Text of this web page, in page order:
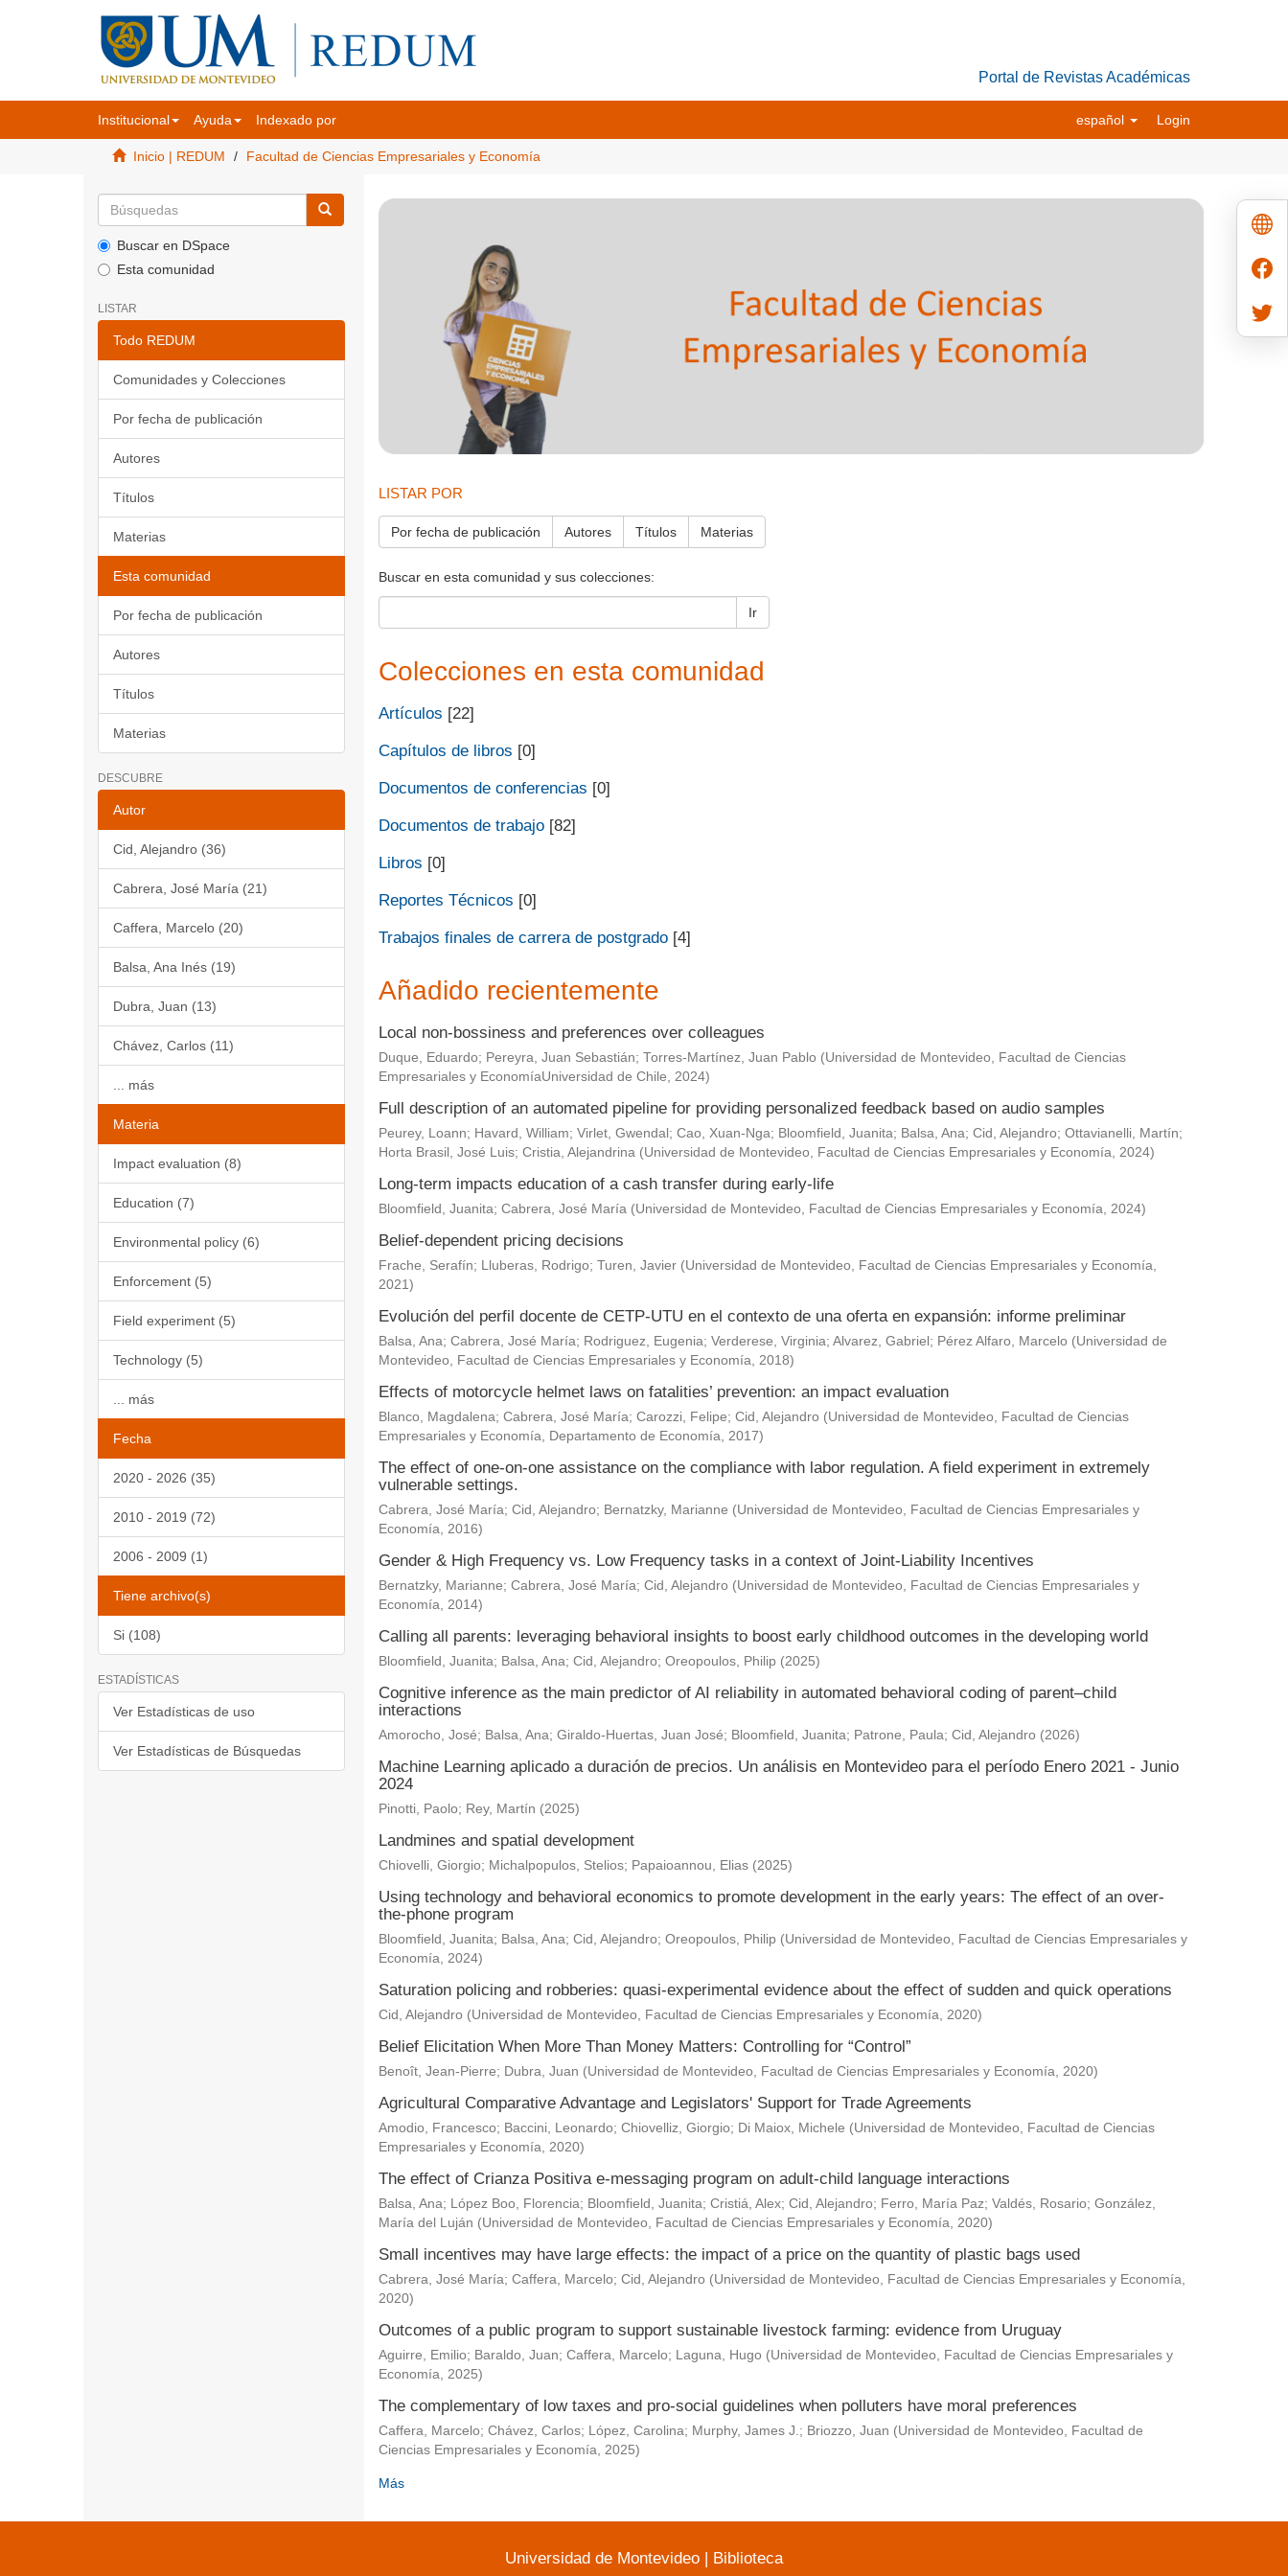
Portal de Revistas Académicas
Institucional Ayuda Indexado por español Login
Inicio | REDUM Facultad de Ciencias Empresariales y Economía
Buscar en DSpace
Esta comunidad
LISTAR
Todo REDUM
Comunidades y Colecciones
Por fecha de publicación
Autores
Títulos
Materias
Esta comunidad
Por fecha de publicación
Autores
Títulos
Materias
DESCUBRE
Autor
Cid, Alejandro (36)
Cabrera, José María (21)
Caffera, Marcelo (20)
Balsa, Ana Inés (19)
Dubra, Juan (13)
Chávez, Carlos (11)
... más
Materia
Impact evaluation (8)
Education (7)
Environmental policy (6)
Enforcement (5)
Field experiment (5)
Technology (5)
... más
Fecha
2020 - 2026 (35)
2010 - 2019 (72)
2006 - 2009 (1)
Tiene archivo(s)
Si (108)
ESTADÍSTICAS
Ver Estadísticas de uso
Ver Estadísticas de Búsquedas
LISTAR POR
Por fecha de publicación Autores Títulos Materias
Buscar en esta comunidad y sus colecciones:
Ir
Colecciones en esta comunidad
Artículos [22]
Capítulos de libros [0]
Documentos de conferencias [0]
Documentos de trabajo[82]
Libros [0]
Reportes Técnicos [0]
Trabajos finales de carrera de postgrado[4]
Añadido recientemente
Local non-bossiness and preferences over colleagues
Duque, Eduardo; Pereyra, Juan Sebastián; Torres-Martínez, Juan Pablo (Universidad de Montevideo, Facultad de Ciencias
Empresariales y EconomíaUniversidad de Chile, 2024)
Full description of an automated pipeline for providing personalized feedback based on audio samples
Peurey, Loann; Havard, William; Virlet, Gwendal ; Cao, Xuan-Nga; Bloomfield, Juanita; Balsa, Ana; Cid, Alejandro; Ottavianelli, Martín;
Horta Brasil, José Luis; Cristia, Alejandrina (Universidad de Montevideo, Facultad de Ciencias Empresariales y Economía, 2024)
Long-term impacts education of a cash transfer during early-life
Bloomfield, Juanita; Cabrera, José María (Universidad de Montevideo, Facultad de Ciencias Empresariales y Economía, 2024)
Belief-dependent pricing decisions
Frache, Serafín; Lluberas, Rodrigo; Turen, Javier (Universidad de Montevideo, Facultad de Ciencias Empresariales y Economía,
2021)
Evolución del perfil docente de CETP-UTU en el contexto de una oferta en expansión: informe preliminar
Balsa, Ana; Cabrera, José María; Rodriguez, Eugenia; Verderese, Virginia; Alvarez, Gabriel ; Pérez Alfaro, Marcelo (Universidad de
Montevideo, Facultad de Ciencias Empresariales y Economía, 2018)
Effects of motorcycle helmet laws on fatalities’ prevention: an impact evaluation
Blanco, Magdalena; Cabrera, José María; Carozzi, Felipe; Cid, Alejandro (Universidad de Montevideo, Facultad de Ciencias
Empresariales y Economía, Departamento de Economía, 2017)
The effect of one-on-one assistance on the compliance with labor regulation. A field experiment in extremely
vulnerable settings.
Cabrera, José María; Cid, Alejandro; Bernatzky, Marianne (Universidad de Montevideo, Facultad de Ciencias Empresariales y
Economía, 2016)
Gender & High Frequency vs. Low Frequency tasks in a context of Joint-Liability Incentives
Bernatzky, Marianne; Cabrera, José María; Cid, Alejandro (Universidad de Montevideo, Facultad de Ciencias Empresariales y
Economía, 2014)
Calling all parents: leveraging behavioral insights to boost early childhood outcomes in the developing world
Bloomfield, Juanita; Balsa, Ana; Cid, Alejandro; Oreopoulos, Philip (2025)
Cognitive inference as the main predictor of AI reliability in automated behavioral coding of parent–child
interactions
Amorocho, José; Balsa, Ana; Giraldo-Huertas, Juan José; Bloomfield, Juanita; Patrone, Paula; Cid, Alejandro (2026)
Machine Learning aplicado a duración de precios. Un análisis en Montevideo para el período Enero 2021 - Junio
2024
Pinotti, Paolo; Rey, Martín (2025)
Landmines and spatial development
Chiovelli, Giorgio; Michalpopulos, Stelios; Papaioannou, Elias (2025)
Using technology and behavioral economics to promote development in the early years: The effect of an over-
the-phone program
Bloomfield, Juanita; Balsa, Ana; Cid, Alejandro; Oreopoulos, Philip (Universidad de Montevideo, Facultad de Ciencias Empresariales y
Economía, 2024)
Saturation policing and robberies: quasi-experimental evidence about the effect of sudden and quick operations
Cid, Alejandro (Universidad de Montevideo, Facultad de Ciencias Empresariales y Economía, 2020)
Belief Elicitation When More Than Money Matters: Controlling for “Control”
Benoît, Jean-Pierre; Dubra, Juan (Universidad de Montevideo, Facultad de Ciencias Empresariales y Economía, 2020)
Agricultural Comparative Advantage and Legislators' Support for Trade Agreements
Amodio, Francesco; Baccini, Leonardo; Chiovelliz, Giorgio; Di Maiox, Michele (Universidad de Montevideo, Facultad de Ciencias
Empresariales y Economía, 2020)
The effect of Crianza Positiva e-messaging program on adult-child language interactions
Balsa, Ana; López Boo, Florencia; Bloomfield, Juanita; Cristiá, Alex; Cid, Alejandro; Ferro, María Paz; Valdés, Rosario; González,
María del Luján (Universidad de Montevideo, Facultad de Ciencias Empresariales y Economía, 2020)
Small incentives may have large effects: the impact of a price on the quantity of plastic bags used
Cabrera, José María; Caffera, Marcelo; Cid, Alejandro (Universidad de Montevideo, Facultad de Ciencias Empresariales y Economía,
2020)
Outcomes of a public program to support sustainable livestock farming: evidence from Uruguay
Aguirre, Emilio; Baraldo, Juan; Caffera, Marcelo; Laguna, Hugo (Universidad de Montevideo, Facultad de Ciencias Empresariales y
Economía, 2025)
The complementary of low taxes and pro-social guidelines when polluters have moral preferences
Caffera, Marcelo; Chávez, Carlos; López, Carolina; Murphy, James J.; Briozzo, Juan (Universidad de Montevideo, Facultad de
Ciencias Empresariales y Economía, 2025)
Más
Universidad de Montevideo | Biblioteca